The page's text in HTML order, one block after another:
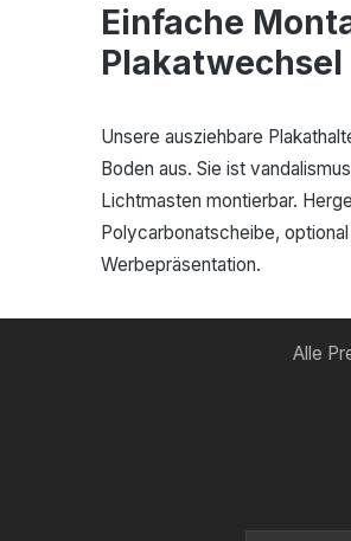
wettergeschützt
natur Pulverbeschichtung nach
Einfache
Plakatwechsel
Unsere ausziehbare
Boden aus. Sie ist
Lichtmasten montierbar.
Polycarbonatscheibe,
Werbepräsentation.
Alle